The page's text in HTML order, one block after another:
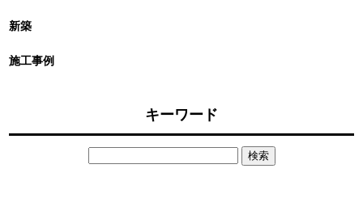
新築
施工事例
キーワード